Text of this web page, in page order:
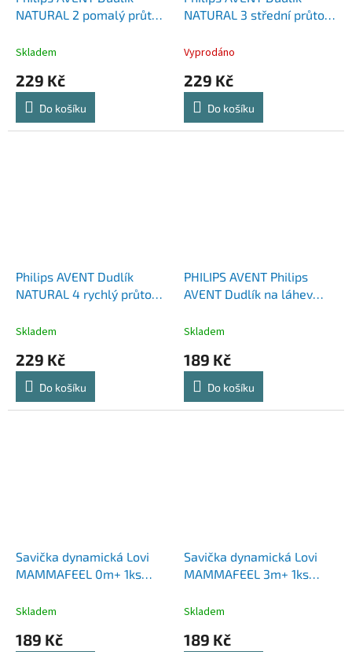
NATURAL 2 pomalý průtok,
Skladem
229 Kč
Do košíku
NATURAL 3 střední průtok,
Vyprodáno
229 Kč
Do košíku
Philips AVENT Dudlík
NATURAL 4 rychlý průtok,
Skladem
229 Kč
Do košíku
PHILIPS AVENT Philips
AVENT Dudlík na láhev
1m+, 2 ks
Skladem
189 Kč
Do košíku
Savička dynamická Lovi
MAMMAFEEL 0m+ 1ks
Skladem
189 Kč
Savička dynamická Lovi
MAMMAFEEL 3m+ 1ks
Skladem
189 Kč